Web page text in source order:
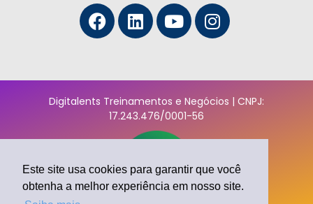
Este site usa cookies para garantir que você
obtenha a melhor experiência em nosso site.
Digitalents Treinamentos e Negócios | CNPJ:
17.243.476/0001-56